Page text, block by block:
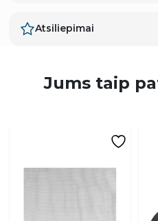
Atsiliepimai
Jums taip